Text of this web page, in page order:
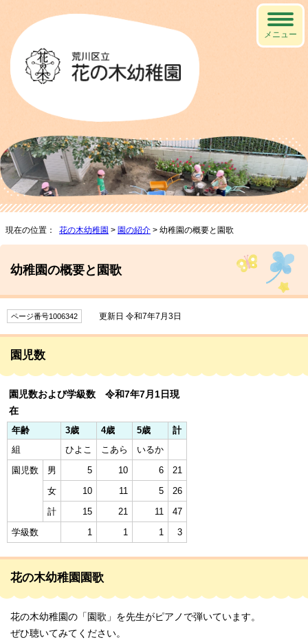
メニュー
現在の位置： 花の木幼稚園 > 園の紹介 > 幼稚園の概要と園歌
幼稚園の概要と園歌
ページ番号1006342 更新日 令和7年7月3日
園児数
園児数および学級数 令和7年7月1日現
在
年齢
3歳 4歳 5歳
計
組
ひよこ こあら
いるか
園児数
男 5 10 6
21
女
10 11 5
26
計
15 21 11
47
学級数
1 1 1 3
花の木幼稚園園歌
花の木幼稚園の「園歌」を先生がピアノで弾いています。
ぜひ聴いてみてください。